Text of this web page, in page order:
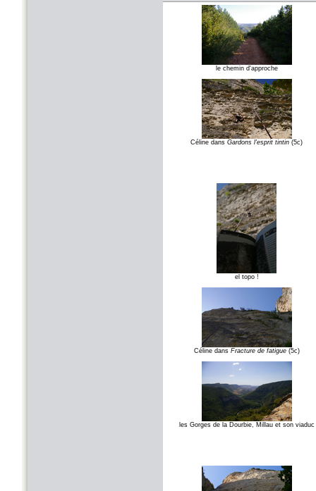
le chemin d'approche
Céline dans Gardons l'esprit tintin (5c)
el topo !
Céline dans Fracture de fatigue(5c)
les Gorges de la Dourbie, Millau et son viaduc